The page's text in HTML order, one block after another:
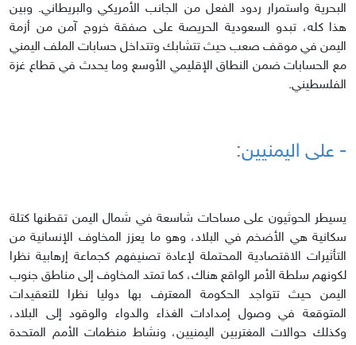
البحرية واستمرار ردود الفعل من الجانب الأمريكي والبريطاني. وبين
هذا كله، تبدو السعودية الحريصة على صفقة خروج آمن من أزمة
اليمن في موقف صعب حيث تتشابك وتتداخل حسابات الملف اليمني
مع الحسابات ضمن النطاق الإقليمي الأوسع وما يحدث في قطاع غزة
الفلسطيني.
- على اليمنيين:
يسيطر الحوثيون على مساحات شاسعة في شمال اليمن تقطنها كتلة
سكانية هي الأضخم في البلاد، وهو ما يعزز المخاوف الإنسانية من
التأثيرات الاقتصادية المحتملة لإعادة تصنيفهم كجماعة إرهابية نظرا
لكونهم سلطة الأمر الواقع هناك، كما تمتد المخاوف إلى مناطق جنوب
اليمن حيث تتواجد الحكومة المعترف بها دوليا نظرا للتعقيدات
المتوقعة في وصول إمدادات الغذاء والدواء والوقود إلى البلاد،
وكذلك حوالات المغتربين اليمنيين، ونشاط منظمات الأمم المتحدة